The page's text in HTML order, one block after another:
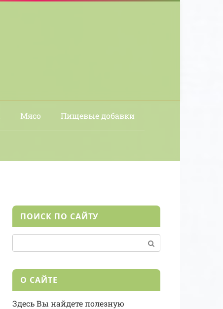
Мясо Пищевые добавки
ПОИСК ПО САЙТУ
О САЙТЕ
Здесь Вы найдете полезную